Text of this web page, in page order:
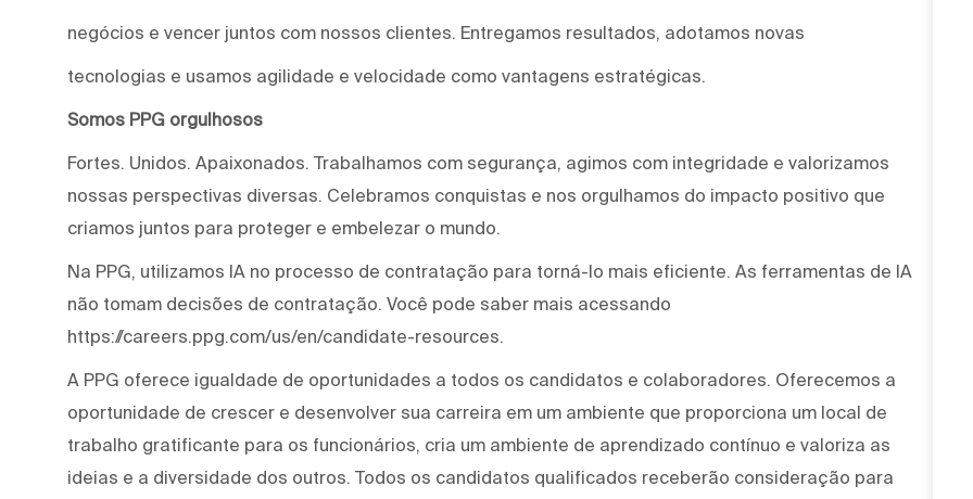
negócios e vencer juntos com nossos clientes. Entregamos resultados, adotamos novas
tecnologias e usamos agilidade e velocidade como vantagens estratégicas.
Somos PPG orgulhosos
Fortes. Unidos. Apaixonados. Trabalhamos com segurança, agimos com integridade e valorizamos
nossas perspectivas diversas. Celebramos conquistas e nos orgulhamos do impacto positivo que
criamos juntos para proteger e embelezar o mundo.
Na PPG, utilizamos IA no processo de contratação para torná-lo mais eficiente. As ferramentas de IA
não tomam decisões de contratação. Você pode saber mais acessando
https://careers.ppg.com/us/en/candidate-resources.
A PPG oferece igualdade de oportunidades a todos os candidatos e colaboradores. Oferecemos a
oportunidade de crescer e desenvolver sua carreira em um ambiente que proporciona um local de
trabalho gratificante para os funcionários, cria um ambiente de aprendizado contínuo e valoriza as
ideias e a diversidade dos outros. Todos os candidatos qualificados receberão consideração para